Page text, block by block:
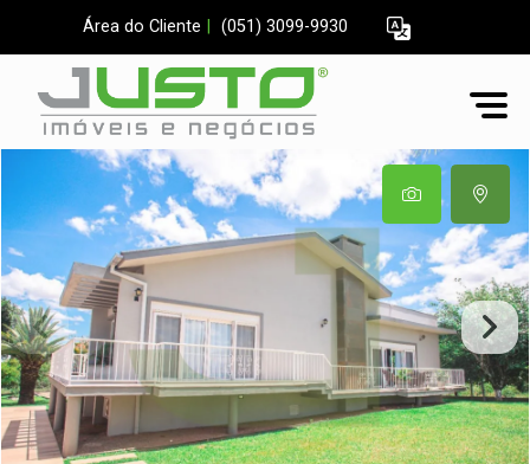
Área do Cliente (051) 3099-9930